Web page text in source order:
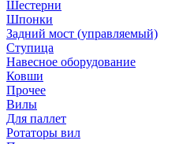
Шестерни
Шпонки
Задний мост (управляемый)
Ступица
Навесное оборудование
Ковши
Прочее
Вилы
Для паллет
Ротаторы вил